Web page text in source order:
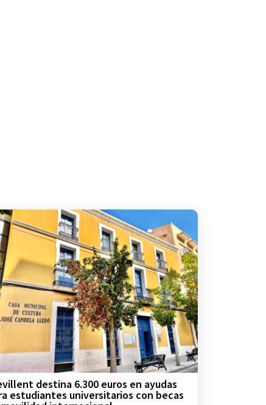
destina 6.300 euros en ayudas
estudiantes universitarios con becas